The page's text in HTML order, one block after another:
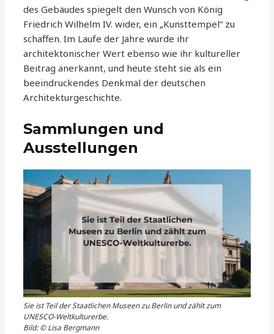
des Gebäudes spiegelt den Wunsch von König
Friedrich Wilhelm IV. wider, ein „Kunsttempel“ zu
schaffen. Im Laufe der Jahre wurde ihr
architektonischer Wert ebenso wie ihr kultureller
Beitrag anerkannt, und heute steht sie als ein
beeindruckendes Denkmal der deutschen
Architekturgeschichte.
Sammlungen und
Ausstellungen
Sie ist Teil der Staatlichen Museen zu Berlin und zählt zum
UNESCO-Weltkulturerbe.
Bild: © Lisa Bergmann